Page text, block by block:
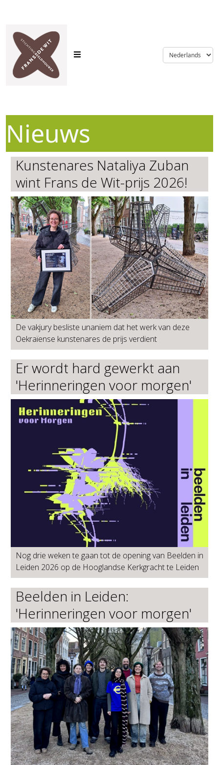
language
Nieuws
Kunstenares Nataliya Zuban
wint Frans de Wit-prijs 2026!
De vakjury besliste unaniem dat het werk van deze
Oekraïense kunstenares de prijs verdient
Er wordt hard gewerkt aan
'Herinneringen voor morgen'
Nog drie weken te gaan tot de opening van Beelden in
Leiden 2026 op de Hooglandse Kerkgracht te Leiden
Beelden in Leiden:
'Herinneringen voor morgen'